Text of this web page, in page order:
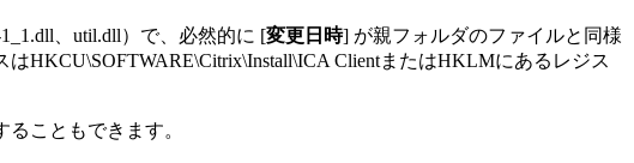
、util.dll）で、必然的に [変更日時] が親フォルダのファイルと同様
HKCU\SOFTWARE\Citrix\Install\ICA ClientまたはHKLMにあるレジス
こともできます。